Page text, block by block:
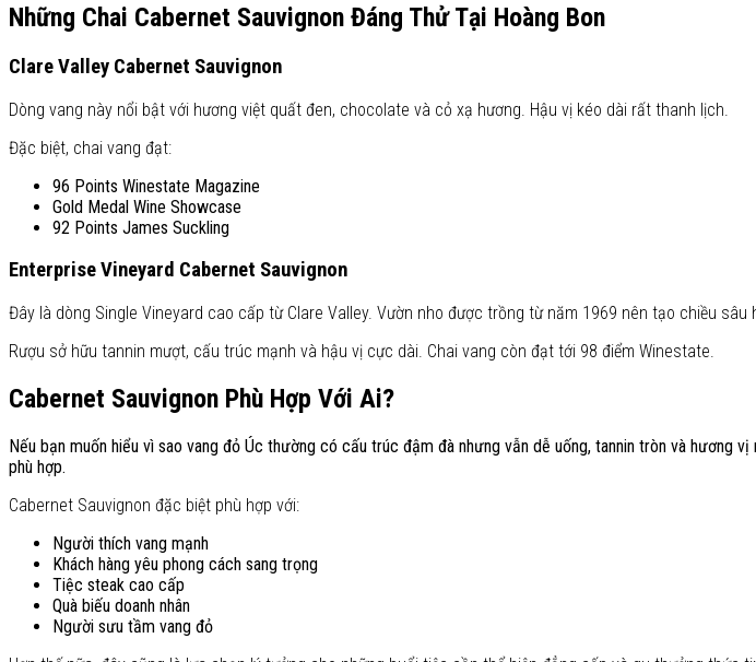
Những Chai Cabernet Sauvignon Đáng Thử Tại Hoàng Bon
Clare Valley Cabernet Sauvignon
Dòng vang này nổi bật với hương việt quất đen, chocolate và cỏ xạ hương. Hậu vị kéo dài rất thanh lịch.
Đặc biệt, chai vang đạt:
96 Points Winestate Magazine
Gold Medal Wine Showcase
92 Points James Suckling
Enterprise Vineyard Cabernet Sauvignon
Đây là dòng Single Vineyard cao cấp từ Clare Valley. Vườn nho được trồng từ năm 1969 nên tạo chiều sâu
Rượu sở hữu tannin mượt, cấu trúc mạnh và hậu vị cực dài. Chai vang còn đạt tới 98 điểm Winestate.
Cabernet Sauvignon Phù Hợp Với Ai?
Nếu bạn muốn hiểu vì sao vang đỏ Úc thường có cấu trúc đậm đà nhưng vẫn dễ uống, tannin tròn và hương vị
phù hợp.
Cabernet Sauvignon đặc biệt phù hợp với:
Người thích vang mạnh
Khách hàng yêu phong cách sang trọng
Tiệc steak cao cấp
Quà biếu doanh nhân
Người sưu tầm vang đỏ